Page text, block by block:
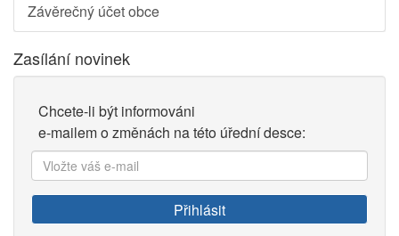
Závěrečný účet obce
Zasílání novinek
Chcete-li být informováni
e-mailem o změnách na této úřední desce:
Vložte
váš
e-
mail:
Přihlásit